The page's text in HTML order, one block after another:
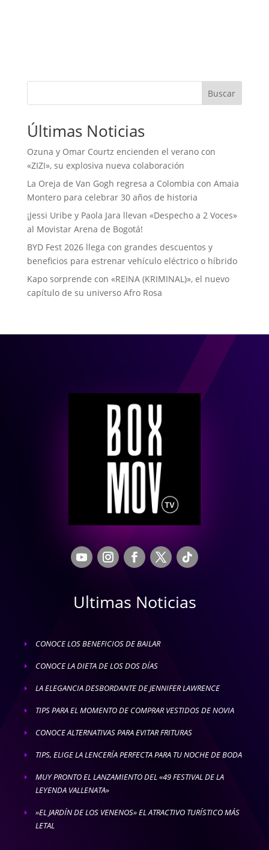
Buscar
Últimas Noticias
Ozuna y Omar Courtz encienden el verano con
«ZIZI», su explosiva nueva colaboración
La Oreja de Van Gogh regresa a Colombia con Amaia
Montero para celebrar 30 años de historia
¡Jessi Uribe y Paola Jara llevan «Despecho a 2 Voces»
al Movistar Arena de Bogotá!
BYD Fest 2026 llega con grandes descuentos y
beneficios para estrenar vehículo eléctrico o híbrido
Kapo sorprende con «REINA (KRIMINAL)», el nuevo
capítulo de su universo Afro Rosa
Ultimas Noticias
E CONOCE LOS BENEFICIOS DE BAILAR
E CONOCE LA DIETA DE LOS DOS DÍAS
E LA ELEGANCIA DESBORDANTE DE JENNIFER LAWRENCE
E TIPS PARA EL MOMENTO DE COMPRAR VESTIDOS DE NOVIA
E CONOCE ALTERNATIVAS PARA EVITAR FRITURAS
E TIPS, ELIGE LA LENCERÍA PERFECTA PARA TU NOCHE DE BODA
E
MUY PRONTO EL LANZAMIENTO DEL «49 FESTIVAL DE LA
LEYENDA VALLENATA»
E
»EL JARDÍN DE LOS VENENOS» EL ATRACTIVO TURÍSTICO MÁS
LETAL